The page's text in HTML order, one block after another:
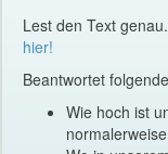
Lest den Text
hier!
Beantwortet
Wie hoch ist